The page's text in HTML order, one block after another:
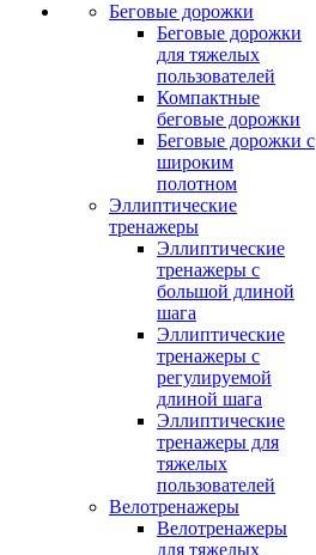
Беговые дорожки
Беговые дорожки
для тяжелых
пользователей
Компактные
беговые дорожки
Беговые дорожки с
широким
полотном
Эллиптические
тренажеры
Эллиптические
тренажеры с
большой длиной
шага
Эллиптические
тренажеры с
регулируемой
длиной шага
Эллиптические
тренажеры для
тяжелых
пользователей
Велотренажеры
Велотренажеры
для тяжелых